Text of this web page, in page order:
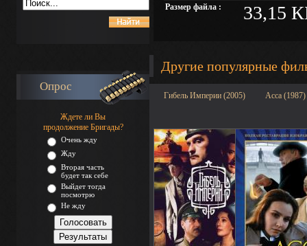
Опрос
Ждете ли Вы
продолжение Бригады?
Очень жду
Жду
Вторая часть
будет так себе
Выйдет тогда
посмотрю
Не жду
Размер файла : 33,15
Другие популярные
Гибель Империи (2005) Асса (1987)